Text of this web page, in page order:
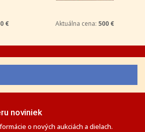
€ Aktuálna cena: 500 €
noviniek
o nových aukciách a dielach.